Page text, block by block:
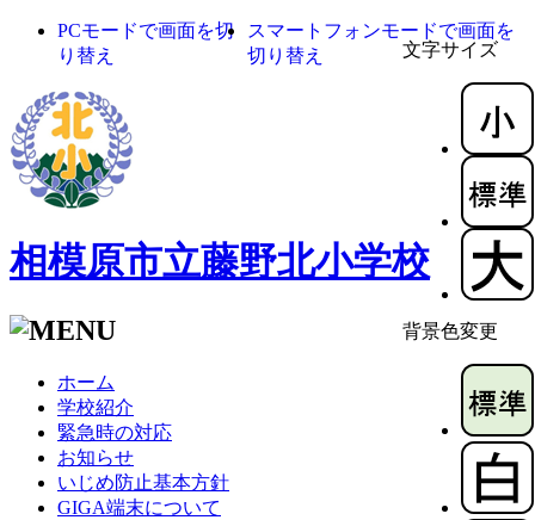
文字サイズ
背景色変更
PCモードで画面を切
り替え
スマートフォンモードで画面を
切り替え
相模原市立藤野北小学校
ホーム
学校紹介
緊急時の対応
お知らせ
いじめ防止基本方針
GIGA端末について